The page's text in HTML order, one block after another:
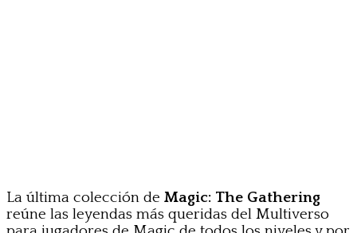
La última colección de Magic: The Gathering
reúne las leyendas más queridas del Multiverso